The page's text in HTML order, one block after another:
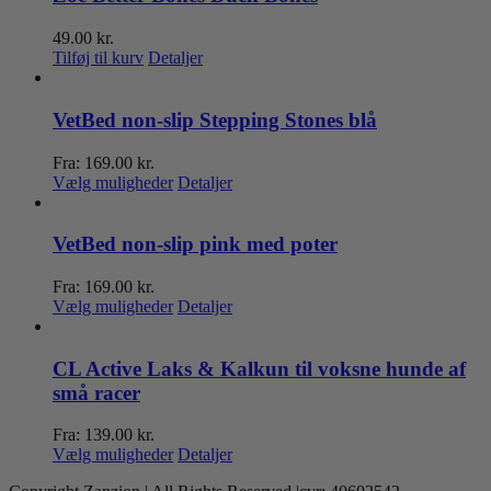
49.00 kr.
Tilføj til kurv Detaljer
VetBed non-slip Stepping Stones blå
Fra: 169.00 kr.
Vælg muligheder Dette
flere
varianter.
kan
vælges
varesiden
Detaljer
VetBed non-slip pink med poter
Fra: 169.00 kr.
Vælg muligheder Dette
flere
varianter.
på
varesiden
Detaljer
CL Active Laks & Kalkun til voksne hunde af
små racer
Fra: 139.00 kr.
Vælg muligheder Dette
Detaljer